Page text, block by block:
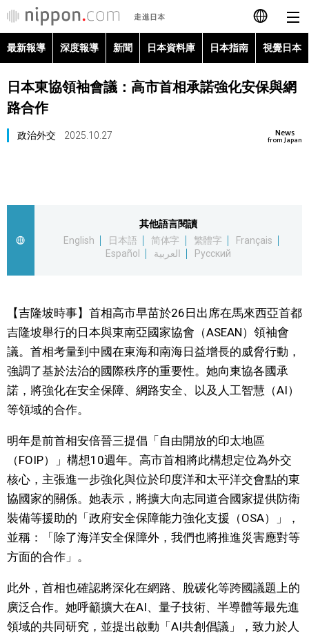
日本語
English
最新報導
視覺日本
臺灣香港
更多
人物訪談
日本入門
政治外交
社會
財經
official SNS
最新報導 深度報導 新聞 日本資料庫 日本指南 視覺日本
日本東協領袖會議：高市首相承諾強化安保與網
路合作
News
from Japan
政治外交 2025.10.27
其他語言閱讀
English
日本語 简体字 繁體字
Français
Español
العربية Русский
【吉隆坡時事】首相高市早苗於26日出席在馬來西亞首都
吉隆坡舉行的日本與東南亞國家協會（ASEAN）領袖會
議。首相考量到中國在東海和南海日益增長的威脅行動，
強調了基於法治的國際秩序的重要性。她向東協各國承
諾，將強化在安全保障、網路安全、以及人工智慧（AI）
等領域的合作。
明年是前首相安倍晉三提倡「自由開放的印太地區
（FOIP）」構想10週年。高市首相將此構想定位為外交
核心，主張進一步強化與位於印度洋和太平洋交會點的東
協國家的關係。她表示，將擴大向志同道合國家提供防衛
裝備等援助的「政府安全保障能力強化支援（OSA）」，
並稱：「除了海洋安全保障外，我們也將推進災害應對等
方面的合作」。
此外，首相也確認將深化在網路、脫碳化等跨國議題上的
廣泛合作。她呼籲擴大在AI、量子技術、半導體等最先進
領域的共同研究，並提出啟動「AI共創倡議」，致力於人